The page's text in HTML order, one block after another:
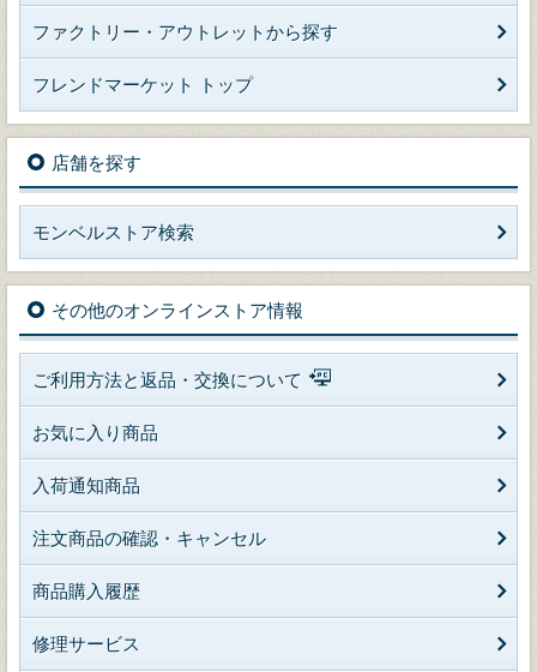
ファクトリー・アウトレットから探す
フレンドマーケット トップ
店舗を探す
モンベルストア検索
その他のオンラインストア情報
ご利用方法と返品・交換について
お気に入り商品
入荷通知商品
注文商品の確認・キャンセル
商品購入履歴
修理サービス